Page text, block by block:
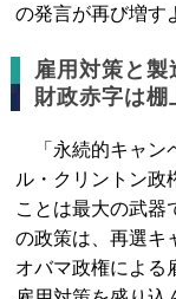
の発言が再び増す
雇用対策と製
財政赤字は棚
「永続的キャン
ル・クリントン政
ことは最大の武器
の政策は、再選キ
オバマ政権による